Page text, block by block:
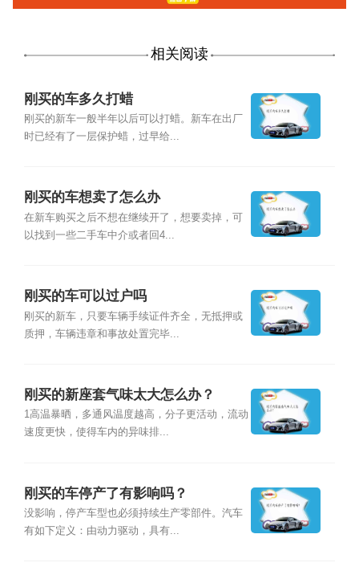
相关阅读
刚买的车多久打蜡
刚买的新车一般半年以后可以打蜡。新车在出厂
时已经有了一层保护蜡，过早给...
刚买的车想卖了怎么办
在新车购买之后不想在继续开了，想要卖掉，可
以找到一些二手车中介或者回4...
刚买的车可以过户吗
刚买的新车，只要车辆手续证件齐全，无抵押或
质押，车辆违章和事故处置完毕...
刚买的新座套气味太大怎么办？
1高温暴晒，多通风温度越高，分子更活动，流动
速度更快，使得车内的异味排...
刚买的车停产了有影响吗？
没影响，停产车型也必须持续生产零部件。汽车
有如下定义：由动力驱动，具有...